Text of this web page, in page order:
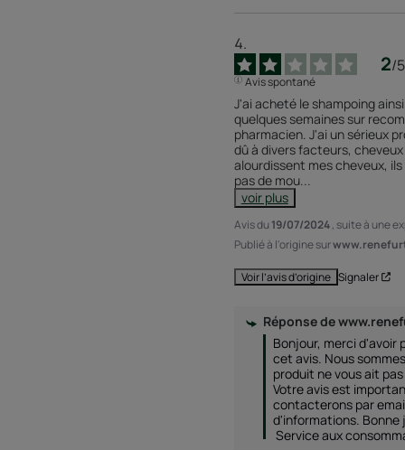
2/5
Avis spontané
J'ai acheté le shampoing
quelques semaines sur
pharmacien. J'ai un sérieux
dû à divers facteurs,
alourdissent mes cheveux,
pas de mou...
voir plus
Avis du 19/07/2024, suite à une
Publié à l'origine sur
Voir l’avis d’origine Signaler
Réponse de
Bonjour, merci d'avoir
cet avis. Nous
produit ne vous ait
Votre avis est
contacterons par
d'informations. Bonne
Service aux